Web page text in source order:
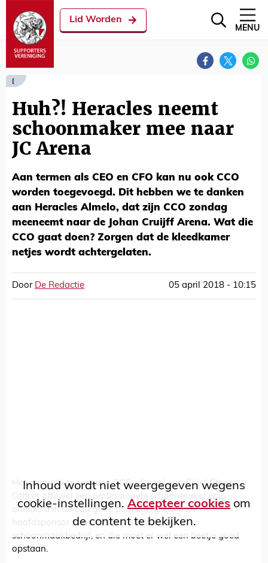
Lid Worden
MENU
[
Huh?! Heracles neemt
schoonmaker mee naar
JC Arena
Aan termen als CEO en CFO kan nu ook CCO
worden toegevoegd. Dit hebben we te danken
aan Heracles Almelo, dat zijn CCO zondag
meeneemt naar de Johan Cruijff Arena. Wat die
CCO gaat doen? Zorgen dat de kleedkamer
netjes wordt achtergelaten.
Door De Redactie 05 april 2018 - 10:15
Inhoud wordt niet weergegeven wegens
cookie-instellingen. Accepteer cookies om
de content te bekijken.
Het aantrekken van een CCO oftewel een Chief Cleaning
Officer oftewel een professionele schoonmaker valt
uiteraard in de categorie publiciteitsstunt. De
hoofdsponsor van Heracles is Asito, een
schoonmaakbedrijf, en die moet er wel een beetje goed
opstaan.